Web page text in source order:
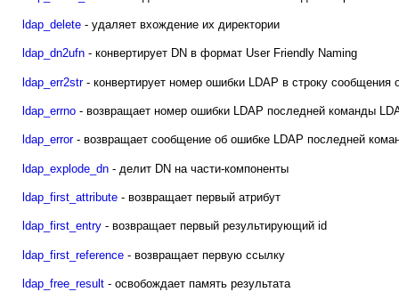
ldap_delete - удаляет вхождение их директории
ldap_dn2ufn - конвертирует DN в формат User Friendly Naming
ldap_err2str- конвертирует номер ошибки LDAP в строку сообщения
ldap_errno - возвращает номер ошибки LDAP последней команды
ldap_error- возвращает сообщение об ошибке LDAP последней
ldap_explode_dn - делит DN на части-компоненты
ldap_first_attribute - возвращает первый атрибут
ldap_first_entry - возвращает первый результирующий id
ldap_first_reference - возвращает первую ссылку
ldap_free_result - освобождает память результата